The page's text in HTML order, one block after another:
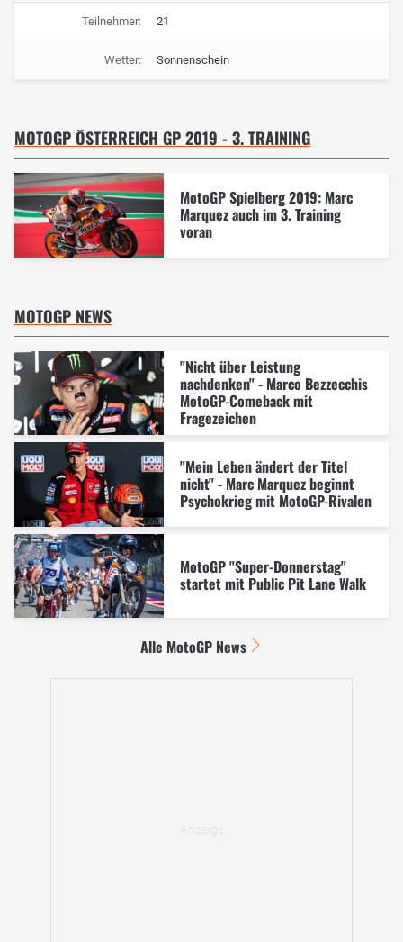
Teilnehmer: 21
Wetter: Sonnenschein
MOTOGP ÖSTERREICH GP 2019 - 3. TRAINING
MotoGP Spielberg 2019: Marc
Marquez auch im 3. Training
voran
MOTOGP NEWS
"Nicht über Leistung
nachdenken" - Marco Bezzecchis
MotoGP-Comeback mit
Fragezeichen
"Mein Leben ändert der Titel
nicht" - Marc Marquez beginnt
Psychokrieg mit MotoGP-Rivalen
MotoGP "Super-Donnerstag"
startet mit Public Pit Lane Walk
Alle MotoGP News